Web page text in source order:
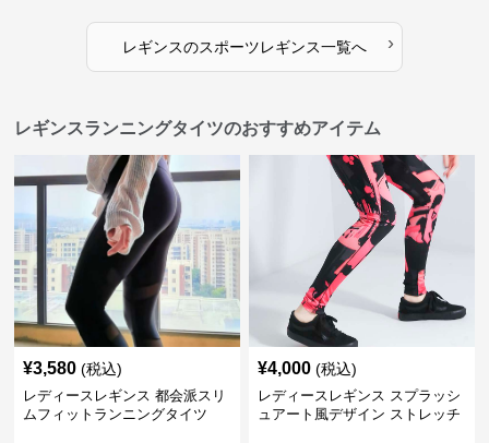
レギンスのスポーツレギンス一覧へ ›
レギンスランニングタイツのおすすめアイテム
¥3,580 (税込)
レディースレギンス 都会派スリ
ムフィットランニングタイツ
¥4,000 (税込)
レディースレギンス スプラッシ
ュアート風デザイン ストレッチ